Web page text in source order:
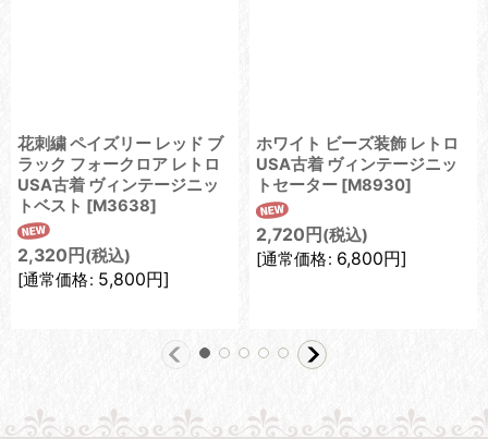
花刺繍 ペイズリー レッド ブ
ラック フォークロア レトロ
USA古着 ヴィンテージニッ
トベスト [M3638]
2,320 円 (税込)
[通常価格: 5,800円]
ホワイト ビーズ装飾 レトロ
USA古着 ヴィンテージニッ
トセーター [M8930]
2,720 円 (税込)
[通常価格: 6,800円]